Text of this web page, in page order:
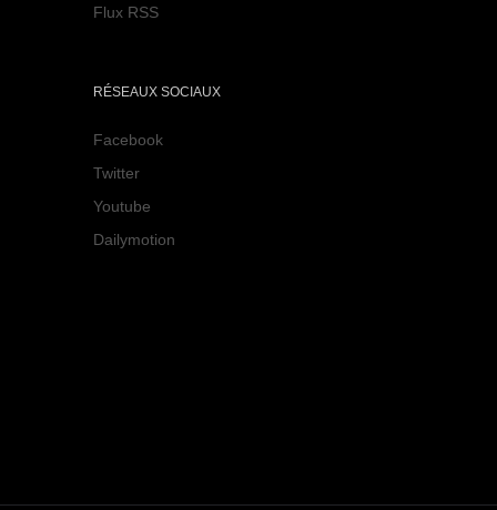
Flux RSS
RÉSEAUX SOCIAUX
Facebook
Twitter
Youtube
Dailymotion